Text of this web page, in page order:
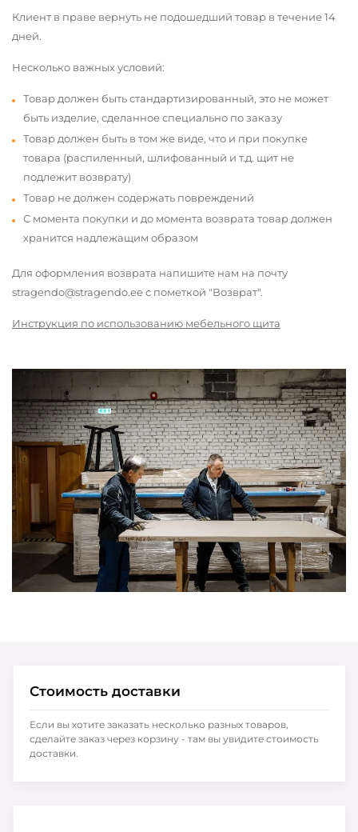
Клиент в праве вернуть не подошедший товар в течение 14
дней.
Несколько важных условий:
Товар должен быть стандартизированный, это не может
быть изделие, сделанное специально по заказу
Товар должен быть в том же виде, что и при покупке
товара (распиленный, шлифованный и т.д. щит не
подлежит возврату)
Товар не должен содержать повреждений
С момента покупки и до момента возврата товар должен
хранится надлежащим образом
Для оформления возврата напишите нам на почту
stragendo@stragendo.ee с пометкой "Возврат".
Инструкция по использованию мебельного щита
Стоимость доставки
Если вы хотите заказать несколько разных товаров,
сделайте заказ через корзину - там вы увидите стоимость
доставки.